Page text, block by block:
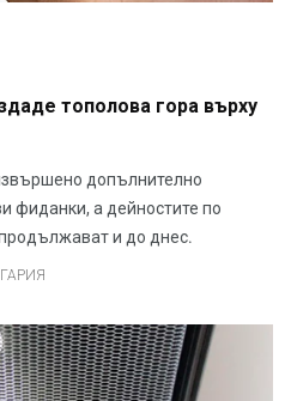
тополова гора върху
допълнително
фиданки, а дейностите по
и до днес.